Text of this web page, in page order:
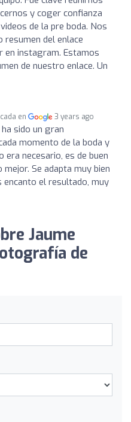
y coger confianza
de la pre boda. Nos
resumen del enlace
en instagram. Estamos
de nuestro enlace. Un
en 3 years ago
ha sido un gran
momento de la boda y
era necesario, es de buen
Se adapta muy bien
el resultado, muy
Jaume
de